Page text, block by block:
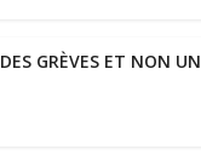
DES GRÈVES ET NON